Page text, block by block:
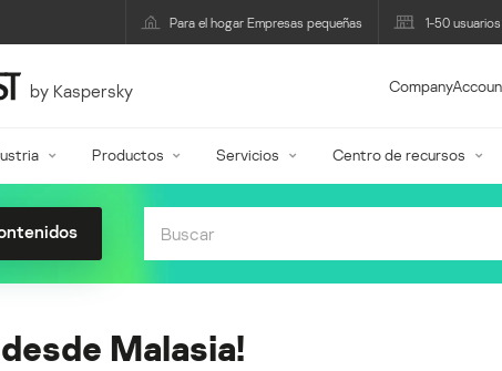
Para el hogar Empresas pequeñas 1-50
by Kaspersky
Productos Servicios Centro de recursos
Malasia!